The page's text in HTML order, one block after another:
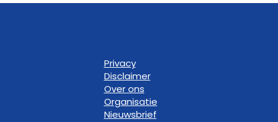
Privacy
Disclaimer
Over ons
Organisatie
Nieuwsbrief